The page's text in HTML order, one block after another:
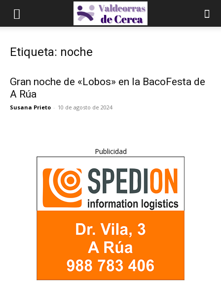
Etiqueta: noche
Gran noche de «Lobos» en la BacoFesta de
A Rúa
Susana Prieto - 10 de agosto de 2024
Publicidad